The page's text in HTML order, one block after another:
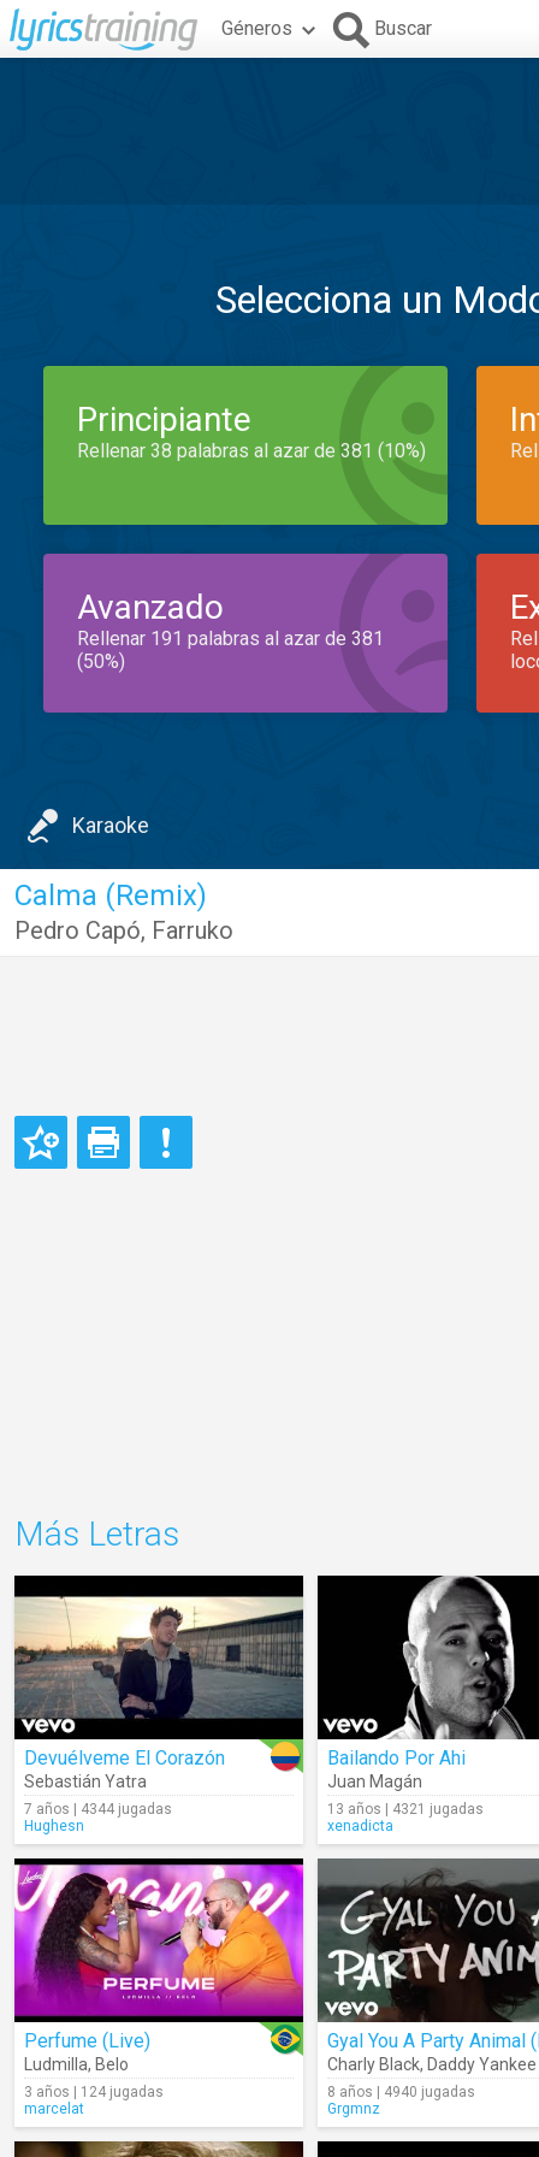
Géneros Buscar
Selecciona un
Principiante
Rellenar 38 palabras al azar de 381 (10%)
Avanzado
Rellenar 191 palabras al azar de 381
(50%)
Karaoke
Calma (Remix)
Pedro Capó, Farruko
Más Letras
Devuélveme El Corazón
Sebastián Yatra
7 años | 4344 jugadas
Hughesn
Bailando Por Ahi
Juan Magán
13 años | 4321 jugadas
xenadicta
Perfume (Live)
Ludmilla, Belo
3 años | 124 jugadas
marcelat
Charly Black, Daddy Yankee
8 años | 4940 jugadas
Grgmnz